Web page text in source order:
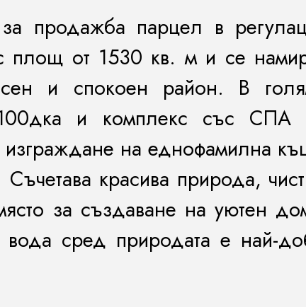
продажба парцел в
площ от 1530 кв. м и се
и спокоен район. В
и комплекс със СПА
изграждане на еднофамилна
красива природа,
за създаване на уютен
сред природата е най-